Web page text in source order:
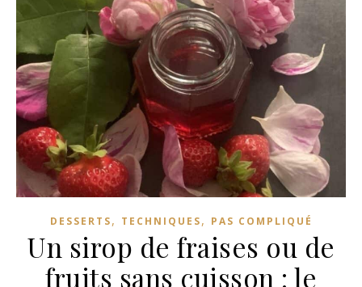
DESSERTS, TECHNIQUES, PAS COMPLIQUÉ
Un sirop de fraises ou de
fruits sans cuisson : le